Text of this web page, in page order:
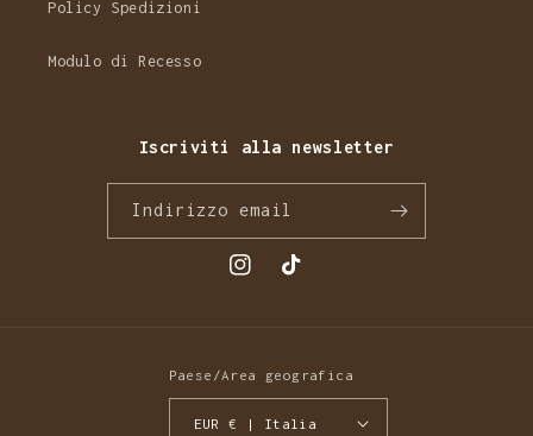
Policy Spedizioni
Modulo di Recesso
Iscriviti alla newsletter
Indirizzo email
InstagramTikTok
Paese/Area geografica
EUR € | Italia